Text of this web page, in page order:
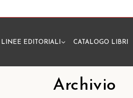
LINEE EDITORIALI CATALOGO LIBRI
Archivio